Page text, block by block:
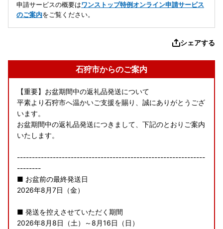
申請サービスの概要はワンストップ特例オンライン申請サービス
のご案内をご覧ください。
シェアする
石狩市からのご案内
【重要】お盆期間中の返礼品発送について
平素より石狩市へ温かいご支援を賜り、誠にありがとうござ
います。
お盆期間中の返礼品発送につきまして、下記のとおりご案内
いたします。
---------------------------------------------------------------
--------
■ お盆前の最終発送日
2026年8月7日（金）
■ 発送を控えさせていただく期間
2026年8月8日（土）～8月16日（日）